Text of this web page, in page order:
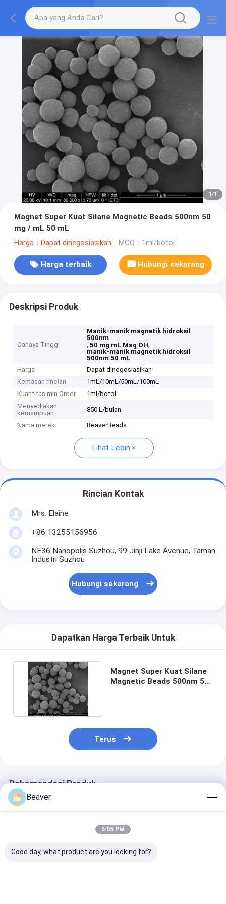
1/1
Magnet Super Kuat Silane Magnetic Beads 500nm 50
mg / mL 50 mL
Harga：Dapat dinegosiasikan MOQ：1ml/botol
Harga terbaik Hubungi sekarang
Deskripsi Produk
Cahaya Tinggi
Manik-manik magnetik hidroksil
500nm
,50 mg mL Mag OH,
manik-manik magnetik hidroksil
500nm 50 mL
Harga
Dapat dinegosiasikan
Kemasan rincian
1mL/10mL/50mL/100mL
Kuantitas min Order
1ml/botol
Menyediakan
kemampuan
850 L/bulan
Nama merek BeaverBeads
Lihat Lebih
Rincian Kontak
Mrs. Elaine
+86 13255156956
NE36 Nanopolis Suzhou, 99 Jinji Lake Avenue, Taman
Industri Suzhou
Hubungi sekarang
Dapatkan Harga Terbaik Untuk
Magnet Super Kuat Silane
Magnetic Beads 500nm 50
Terus
Rekomendasi Produk
Beaver
5:05 PM
Good day, what product are you looking for?